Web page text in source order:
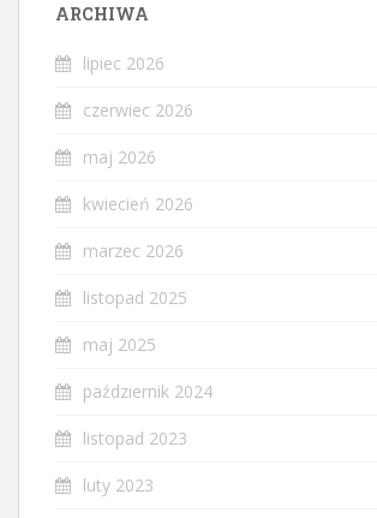
ARCHIWA
lipiec 2026
czerwiec 2026
maj 2026
kwiecień 2026
marzec 2026
listopad 2025
maj 2025
październik 2024
listopad 2023
luty 2023